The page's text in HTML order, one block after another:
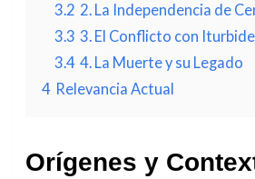
3.2 2. La Independencia de
3.3 3. El Conflicto con Iturbide
3.4 4. La Muerte y su Legado
4 Relevancia Actual
Orígenes y